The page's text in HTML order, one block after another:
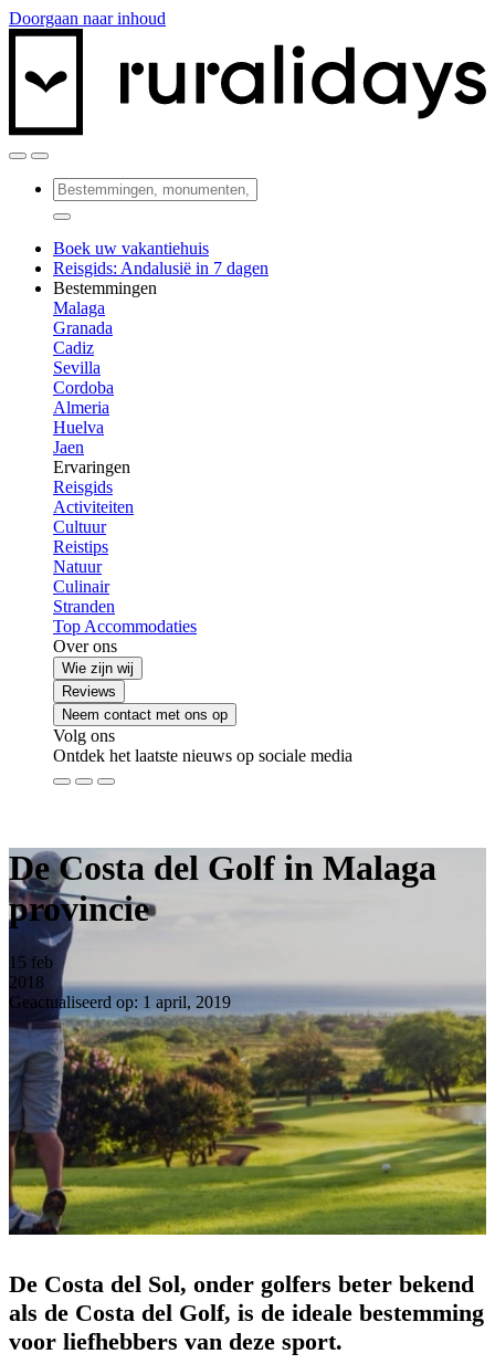
Doorgaan naar inhoud
Boek uw vakantiehuis
Reisgids: Andalusië in 7 dagen
Bestemmingen
Malaga
Granada
Cadiz
Sevilla
Cordoba
Almeria
Huelva
Jaen
Ervaringen
Reisgids
Activiteiten
Cultuur
Reistips
Natuur
Culinair
Stranden
Top Accommodaties
Over ons
Wie zijn wij
Reviews
Neem contact met ons op
Volg ons
Ontdek het laatste nieuws op sociale media
De Costa del Golf in Malaga
provincie
15 feb
2018
Geactualiseerd op: 1 april, 2019
De Costa del Sol, onder golfers beter bekend
als de Costa del Golf, is de ideale bestemming
voor liefhebbers van deze sport.